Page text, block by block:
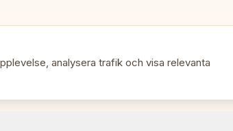
analysera trafik och visa relevanta